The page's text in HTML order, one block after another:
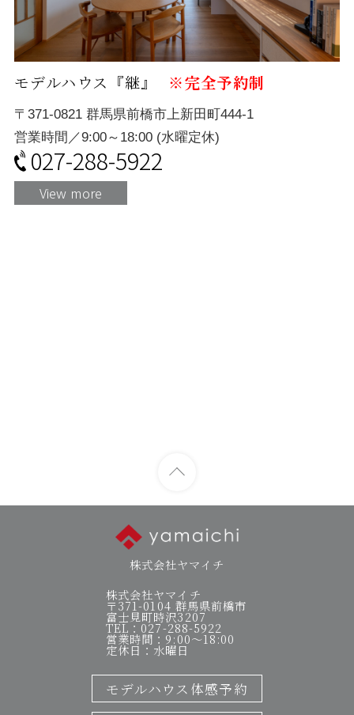
モデルハウス『継』 ※完全予約制
〒371-0821 群馬県前橋市上新田町444-1
営業時間／9:00～18:00 (水曜定休)
027-288-5922
View more
株式会社ヤマイチ
株式会社ヤマイチ
〒371-0104 群馬県前橋市
富士見町時沢3207
TEL：027-288-5922
営業時間：9:00～18:00
定休日：水曜日
モデルハウス体感予約